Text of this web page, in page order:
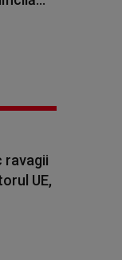
ravagii
UE,